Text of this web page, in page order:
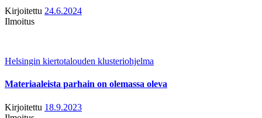
Kirjoitettu 24.6.2024
Ilmoitus
Helsingin kiertotalouden klusteriohjelma
Materiaaleista parhain on olemassa oleva
Kirjoitettu 18.9.2023